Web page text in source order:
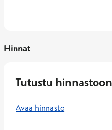
Hinnat
Tutustu hinnastoon
Avaa hinnasto